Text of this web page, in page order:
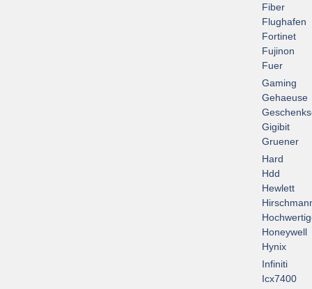
Fiber
Flughafen
Fortinet
Fujinon
Fuer
Gaming
Gehaeuse
Gigibit
Gruener
Hard
Hdd
Hewlett
Honeywell
Hynix
Infiniti
Icx7400